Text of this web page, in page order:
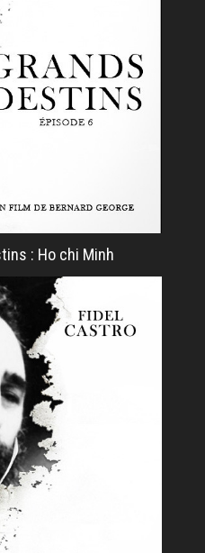
: Ho chi Minh